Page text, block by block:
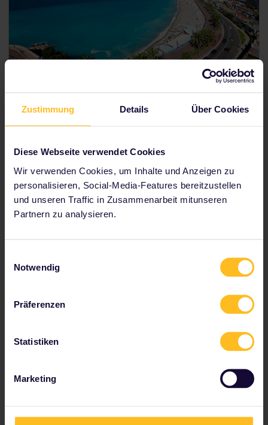
Zustimmung Details Über Cookies
Diese Webseite verwendet Cookies
Wir verwenden Cookies, um Inhalte und Anzeigen zu
personalisieren, Social-Media-Features bereitzustellen
und unseren Traffic in Zusammenarbeit mitunseren
Partnern zu analysieren.
Notwendig
Präferenzen
Statistiken
Marketing
Interrail Frankreich Pass
Mobile-Pass – kein Versand erforderlich
Preise ab156 €
In Frankreich gültige Pässe anzeigen
Schau dir an, wohin ein Global-Pass
Reiseroute? Nutze die Karte und schau dir an, wohin